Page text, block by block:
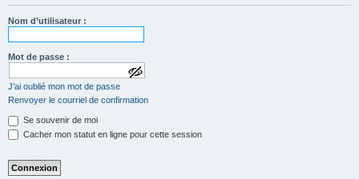
Nom d’utilisateur :
Mot de passe :
a
f
h
J’ai oublié mon mot de passe
Renvoyer le courriel de confirmation
Se souvenir de moi
Cacher mon statut en ligne pour cette session